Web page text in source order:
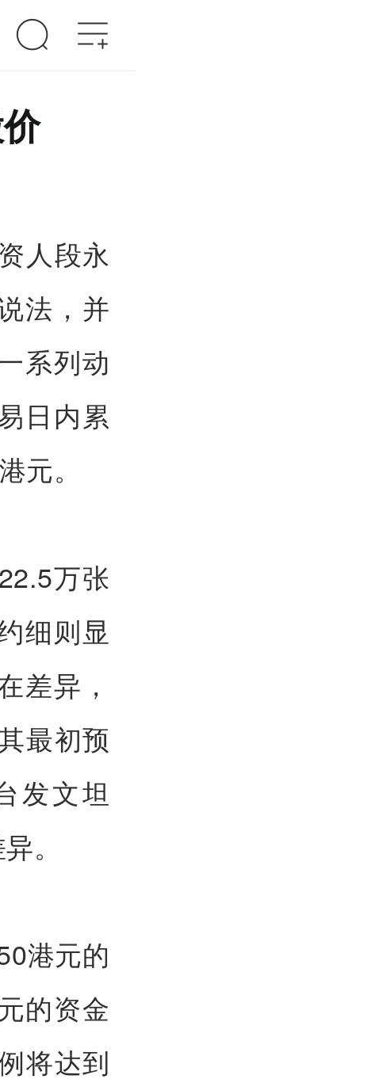
人段永
法，并
系列动
日内累
元。
万张
细则显
差异，
最初预
发文坦
。
港元的
的资金
将达到